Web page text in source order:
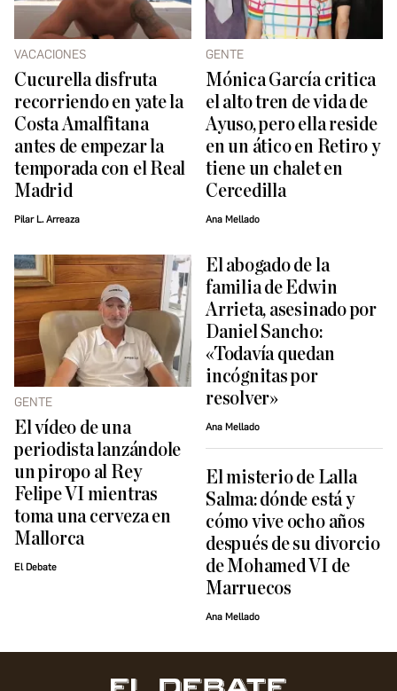
VACACIONES
Cucurella disfruta
recorriendo en yate la
Costa Amalfitana
antes de empezar la
temporada con el Real
Madrid
Pilar L. Arreaza
GENTE
Mónica García critica
el alto tren de vida de
Ayuso, pero ella reside
en un ático en Retiro y
tiene un chalet en
Cercedilla
Ana Mellado
GENTE
El vídeo de una
periodista lanzándole
un piropo al Rey
Felipe VI mientras
toma una cerveza en
Mallorca
El Debate
El abogado de la
familia de Edwin
Arrieta, asesinado por
Daniel Sancho:
«Todavía quedan
incógnitas por
resolver»
Ana Mellado
El misterio de Lalla
Salma: dónde está y
cómo vive ocho años
después de su divorcio
de Mohamed VI de
Marruecos
Ana Mellado